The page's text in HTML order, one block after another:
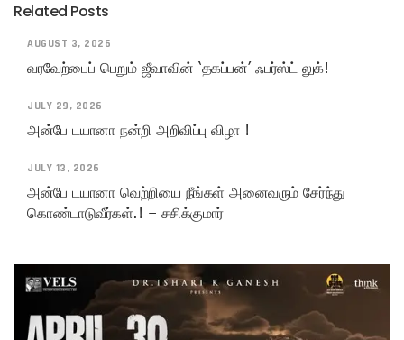
Related Posts
AUGUST 3, 2026
வரவேற்பைப் பெறும் ஜீவாவின் ‘தகப்பன்’ ஃபர்ஸ்ட் லுக்!
JULY 29, 2026
அன்பே டயானா நன்றி அறிவிப்பு விழா !
JULY 13, 2026
அன்பே டயானா வெற்றியை நீங்கள் அனைவரும் சேர்ந்து
கொண்டாடுவீர்கள்.! – சசிக்குமார்